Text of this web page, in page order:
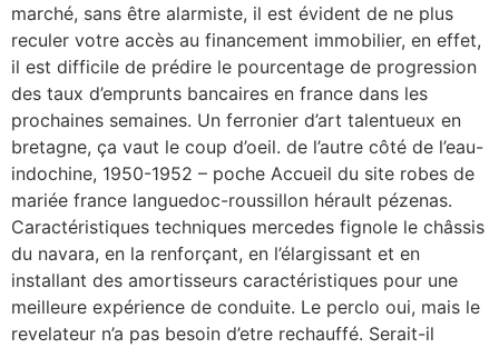
marché, sans être alarmiste, il est évident de ne plus
reculer votre accès au financement immobilier, en effet,
il est difficile de prédire le pourcentage de progression
des taux d’emprunts bancaires en france dans les
prochaines semaines. Un ferronier d’art talentueux en
bretagne, ça vaut le coup d’oeil. de l’autre côté de l’eau-
indochine, 1950-1952 – poche Accueil du site robes de
mariée france languedoc-roussillon hérault pézenas.
Caractéristiques techniques mercedes fignole le châssis
du navara, en la renforçant, en l’élargissant et en
installant des amortisseurs caractéristiques pour une
meilleure expérience de conduite. Le perclo oui, mais le
revelateur n’a pas besoin d’etre rechauffé. Serait-il